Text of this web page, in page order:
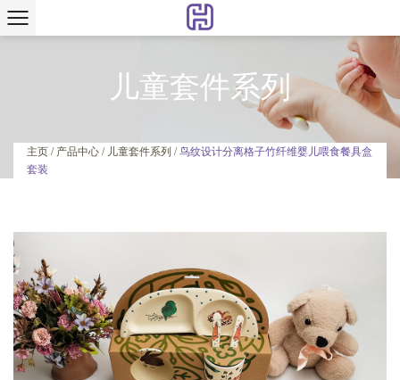
儿童套件系列
主页 / 产品中心 / 儿童套件系列 /鸟纹设计分离格子竹纤维婴儿喂食餐具盒
套装